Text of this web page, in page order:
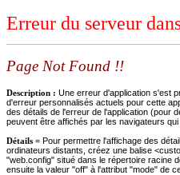
Erreur du serveur
Page Not Found !!
Description : Une erreur d'application s'est
d'erreur personnalisés actuels pour cette
des détails de l'erreur de l'application (pour
peuvent être affichés par les navigateurs
Détails = Pour permettre l'affichage des
ordinateurs distants, créez une balise
"web.config" situé dans le répertoire racine
ensuite la valeur "off" à l'attribut "mode" de